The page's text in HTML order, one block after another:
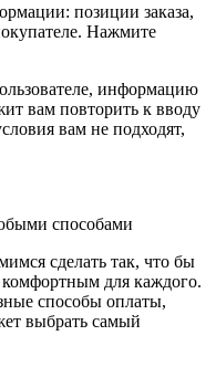
позиции заказа,
Нажмите
информацию
вам повторить к вводу
вам не подходят,
сделать так, что бы
для каждого.
способы оплаты,
выбрать самый